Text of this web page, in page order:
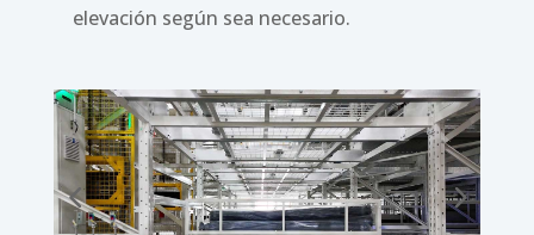
elevación según sea necesario.